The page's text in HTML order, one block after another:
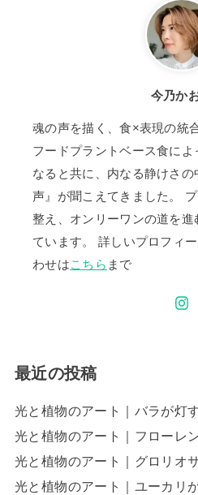
今乃か
魂の声を描く、食×表現の統
フードプラントベース食によ
なると共に、内なる静けさ
声』が聞こえてきました。
整え、オンリーワンの道を
ています。 詳しいプロフィ
わせはこちら まで
最近の投稿
光と植物のアート｜バラが灯
光と植物のアート｜フローレ
光と植物のアート｜グロリオ
光と植物のアート｜ユーカリ